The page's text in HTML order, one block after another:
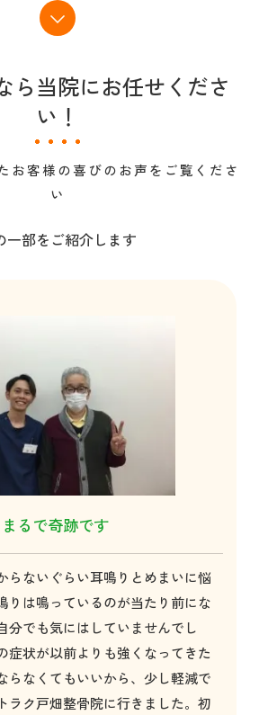
ら当院にお任せくださ
い！
お客様の喜びのお声をご覧くださ
い
一部をご紹介します
まるで奇跡です
らないぐらい耳鳴りとめまいに悩
りは鳴っているのが当たり前にな
分でも気にはしていませんでし
症状が以前よりも強くなってきた
らなくてもいいから、少し軽減で
ラク戸畑整骨院に行きました。初